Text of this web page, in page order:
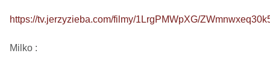
https://tv.jerzyzieba.com/filmy/1LrgPMWpXG/
Milko :